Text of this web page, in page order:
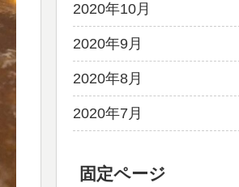
2020年10月
2020年9月
2020年8月
2020年7月
固定ページ